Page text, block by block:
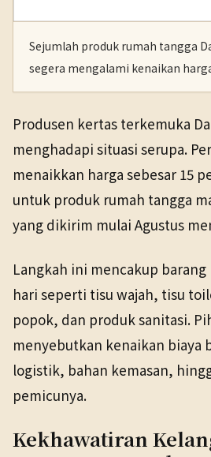
Sejumlah produk rumah tangga
segera mengalami kenaikan
Produsen kertas terkemuka
menghadapi situasi serupa.
menaikkan harga sebesar 15
untuk produk rumah tangga
yang dikirim mulai Agustus
Langkah ini mencakup
hari seperti tisu wajah, tisu
popok, dan produk sanitasi.
menyebutkan kenaikan biaya
logistik, bahan kemasan,
pemicunya.
Kekhawatiran